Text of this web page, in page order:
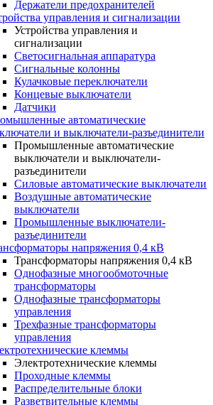
Держатели предохранителей
управления и сигнализации
Устройства управления и
сигнализации
Светосигнальная аппаратура
Сигнальные колонны
Кулачковые переключатели
Концевые выключатели
Датчики
автоматические
и выключатели-разъединители
Промышленные автоматические
выключатели и выключатели-
разъединители
Силовые автоматические выключатели
Воздушные автоматические
выключатели
Промышленные выключатели-
разъединители
напряжения 0,4 кВ
Трансформаторы напряжения 0,4 кВ
Однофазные многообмоточные
трансформаторы
Однофазные трансформаторы
управления
Трехфазные трансформаторы
управления
клеммы
Электротехнические клеммы
Проходные клеммы
Распределительные блоки
Разветвительные клеммы